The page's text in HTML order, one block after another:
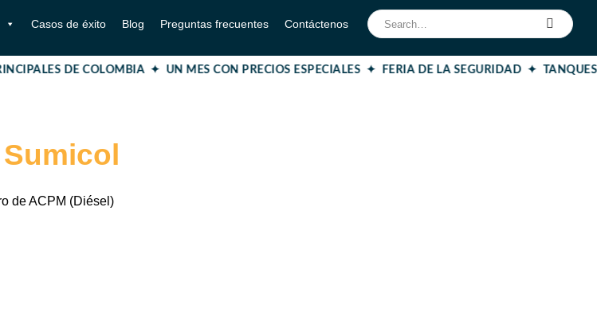
Casos de éxito Blog Preguntas frecuentes Contáctenos
DE COLOMBIA ✦ UN MES CON PRECIOS ESPECIALES ✦ FERIA DE LA SEGURIDAD ✦
Sumicol
de ACPM (Diésel)